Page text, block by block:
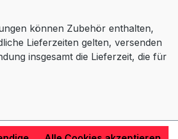
können Zubehör enthalten,
Lieferzeiten gelten, versenden
insgesamt die Lieferzeit, die für